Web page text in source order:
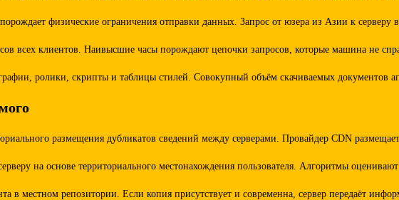
физические ограничения отправки данных. Запрос от юзера из Азии к
всех клиентов. Наивысшие часы порождают цепочки запросов, которые машина не
ролики, скрипты и таблицы стилей. Совокупный объём скачиваемых документов
размещения дубликатов сведений между серверами. Провайдер CDN
на основе территориального местонахождения пользователя. Алгоритмы
в местном репозитории. Если копия присутствует и современна, сервер передаёт